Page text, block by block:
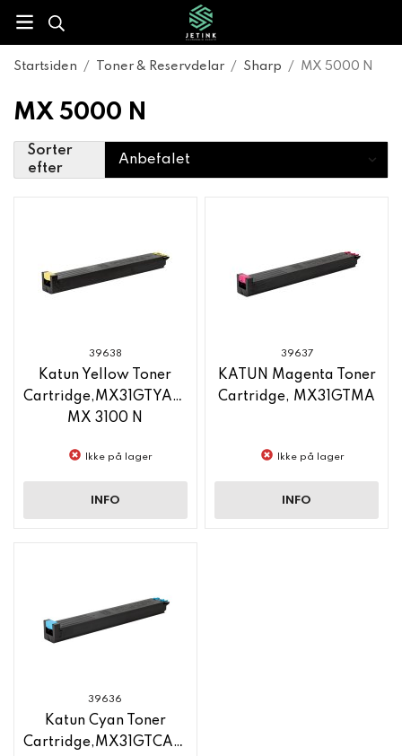
Startsiden / Toner & Reservdelar / Sharp / MX 5000 N
MX 5000 N
Sorter
efter
39638
Katun Yellow Toner
Cartridge,MX31GTYA,Sharp
MX 3100 N
Ikke på lager
INFO
39637
KATUN Magenta Toner
Cartridge, MX31GTMA
Ikke på lager
INFO
39636
Katun Cyan Toner
Cartridge,MX31GTCA,Sharp